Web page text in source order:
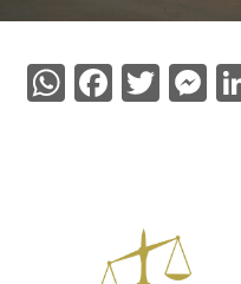
WhatsApp